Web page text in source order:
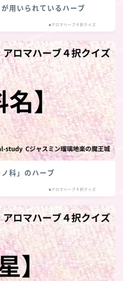
用いられているハーブ
■アロマハーブ４択クイズ
科」のハーブ
■アロマハーブ４択クイズ